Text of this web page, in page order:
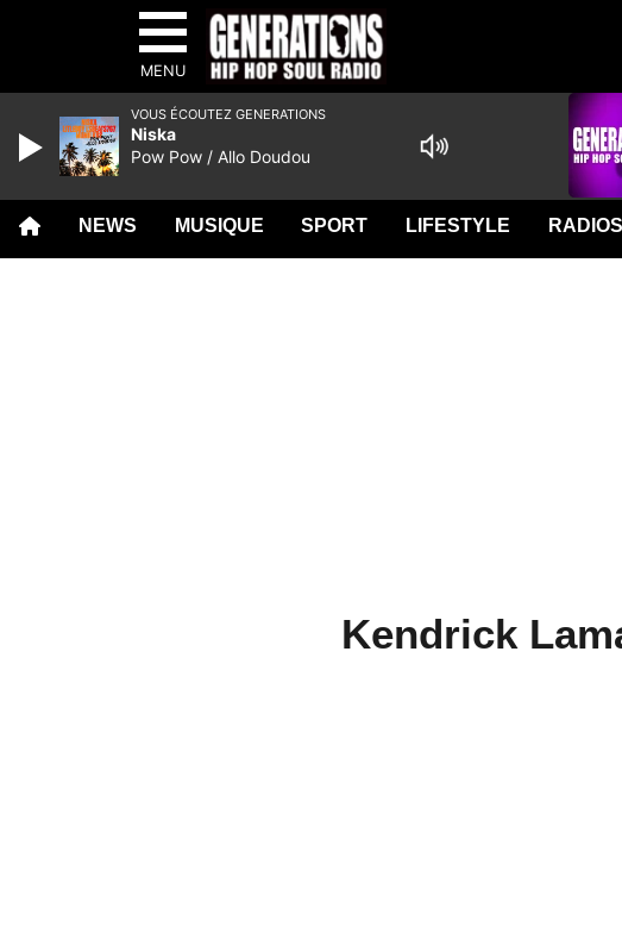
MENU
NEWS MUSIQUE SPORT LIFESTYLE
Kendrick
VOUS ÉCOUTEZ GENERATIONS
Niska
Pow Pow / Allo Doudou